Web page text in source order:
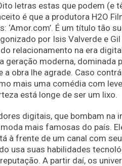
letras estas que podem (e
é que a produtora H2O
É um título tão
por Isis Valverde e
relacionamento na era
geração moderna, dominada
obra lhe agrade. Caso
mais uma comédia com
está longe de ser um lixo.
digitais, que bombam na
mais famosas do país.
à frente de um canal com
usa suas habilidades
A partir daí, os